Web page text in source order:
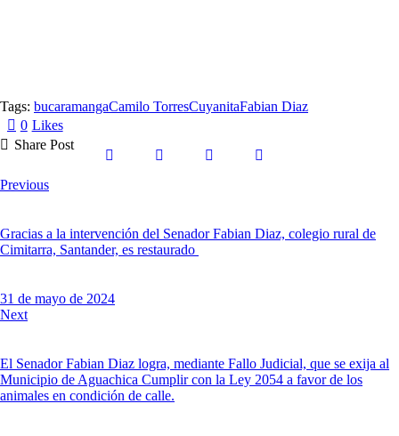
Tags: bucaramangaCamilo TorresCuyanitaFabian Diaz
0 Likes
Share Post
Previous
Gracias a la intervención del Senador Fabian Diaz, colegio rural de
Cimitarra, Santander, es restaurado
31 de mayo de 2024
Next
El Senador Fabian Diaz logra, mediante Fallo Judicial, que se exija al
Municipio de Aguachica Cumplir con la Ley 2054 a favor de los
animales en condición de calle.